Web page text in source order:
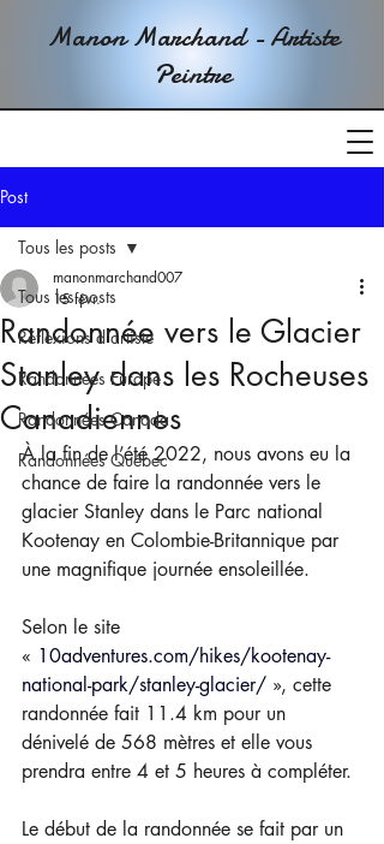
Manon Marchand - Artiste
Peintre
Post
Tous les posts
Réflexions d'artiste
Randonnées Europe
Randonnées Canada
Randonnées Québec
Tous les posts
Randonnée vers le Glacier
Stanley dans les Rocheuses
Canadiennes
manonmarchand007
15 févr.
À la fin de l’été 2022, nous avons eu la
chance de faire la randonnée vers le
glacier Stanley dans le Parc national
Kootenay en Colombie-Britannique par
une magnifique journée ensoleillée.
Selon le site
« 10adventures.com/hikes/kootenay-
national-park/stanley-glacier/ », cette
randonnée fait 11.4 km pour un
dénivelé de 568 mètres et elle vous
prendra entre 4 et 5 heures à compléter.
Le début de la randonnée se fait par un